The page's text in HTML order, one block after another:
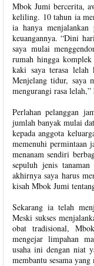
Mbok Jumi bercerita,
keliling. 10 tahun ia
ia hanya menjalankan
keuangannya. “Dini
saya mulai
rumah hingga
kaki saya terasa lelah
Menjelang tidur, saya
mengurangi rasa
Perlahan pelanggan
jumlah banyak mulai
kepada anggota
memenuhi permintaan
menanam sendiri
sepuluh jenis
akhirnya saya harus
kisah Mbok Jumi
Sekarang ia telah
Meski sukses
obat tradisional,
mengejar limpahan
usaha ini dengan niat
membantu sesama